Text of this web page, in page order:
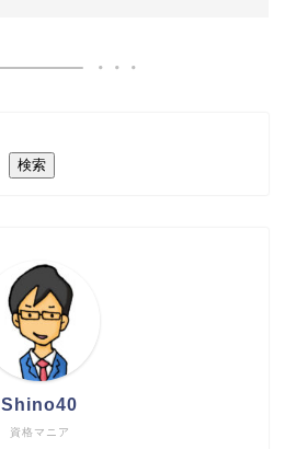
検索
資格マニア
Shino40